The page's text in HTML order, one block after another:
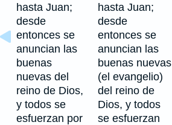
hasta Juan;
desde
entonces se
anuncian las
buenas
nuevas del
reino de Dios,
y todos se
esfuerzan por
hasta Juan;
desde
entonces se
anuncian las
buenas nuevas
(el evangelio)
del reino de
Dios, y todos
se esfuerzan